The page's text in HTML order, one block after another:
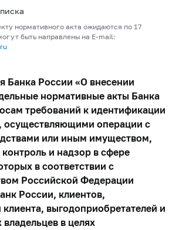
нормативного акта ожидаются по 17
быть направлены на E-mail:
Банка России «О внесении
нормативные акты Банка
требований к идентификации
осуществляющими операции с
или иным имуществом,
и надзор в сфере
в соответствии с
Российской Федерации
России, клиентов,
клиента, выгодоприобретателей и
в целях